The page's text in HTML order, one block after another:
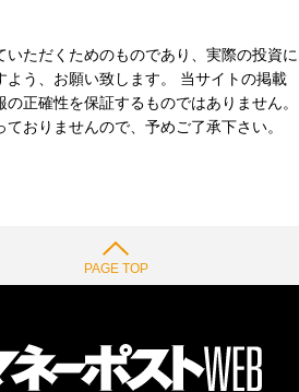
ただくためのものであり、実際の投資に
う、お願い致します。 当サイトの掲載
正確性を保証するものではありません。
おりませんので、予めご了承下さい。
PAGE TOP